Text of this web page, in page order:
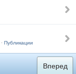
· Публикации
Вперед